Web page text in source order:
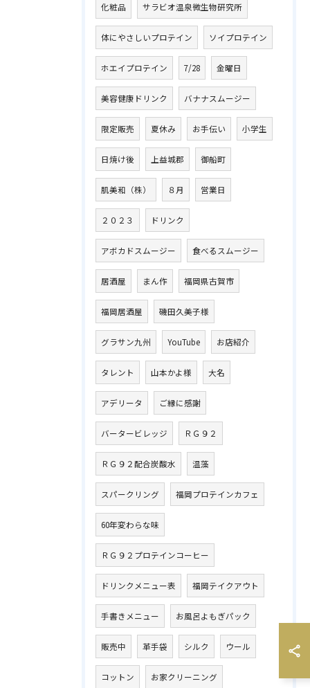
化粧品 サラビオ温泉微生物研究所
体にやさしいプロテイン ソイプロテイン
ホエイプロテイン 7/28 金曜日
美容健康ドリンク バナナスムージー
限定販売 夏休み お手伝い 小学生
日焼け後 上益城郡 御船町
肌美和（株） ８月 営業日
２０２３ ドリンク
アボカドスムージー 食べるスムージー
居酒屋 まん作 福岡県古賀市
福岡居酒屋 磯田久美子様
グラサン九州 YouTube お店紹介
タレント 山本かよ様 大名
アデリータ ご縁に感謝
バータービレッジ ＲＧ９２
ＲＧ９２配合炭酸水 温藻
スパークリング 福岡プロテインカフェ
60年変わらな味
ＲＧ９２プロテインコーヒー
ドリンクメニュー表 福岡テイクアウト
手書きメニュー お風呂よもぎパック
販売中 革手袋 シルク ウール
コットン お家クリーニング